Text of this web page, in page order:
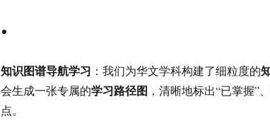
知识图谱导航学习 ：我们为华文学科构建了细粒度的
会生成一张专属的学习路径图 ，清晰地标出“已掌握”
点。